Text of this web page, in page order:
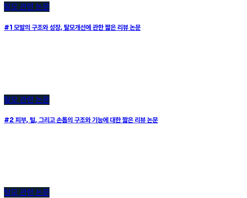
탈모 관련 논문
#1 모발의 구조와 성장, 탈모개선에 관한 짧은 리뷰 논문
탈모 관련 논문
#2 피부, 털, 그리고 손톱의 구조와 기능에 대한 짧은 리뷰 논문
탈모 관련 논문